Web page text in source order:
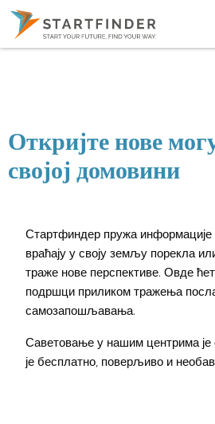
Откријте нове
својој домовини
Стартфиндер пружа информације
враћају у своју земљу порекла
траже нове перспективе. Овде
подршци приликом тражења
самозапошљавања.
Саветовање у нашим центрима
је бесплатно, поверљиво и